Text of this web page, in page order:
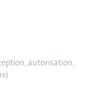
autorisation,